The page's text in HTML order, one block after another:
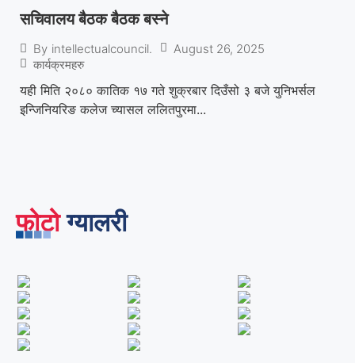
सचिवालय बैठक बैठक बस्ने
By intellectualcouncil.
August 26, 2025
कार्यक्रमहरु
यही मिति २०८० कातिक १७ गते शुक्रबार दिउँसो ३ बजे युनिभर्सल
इन्जिनियरिङ कलेज च्यासल ललितपुरमा...
फोटोग्यालरी